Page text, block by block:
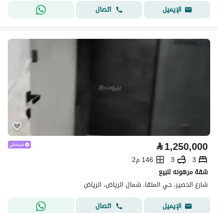
الإيميل
اتصال
⃁1,250,000
3
3
146 م2
شقة مرهونه للبيع
شارع الحصير، حي الملقا، شمال الرياض، الرياض
الإيميل
اتصال